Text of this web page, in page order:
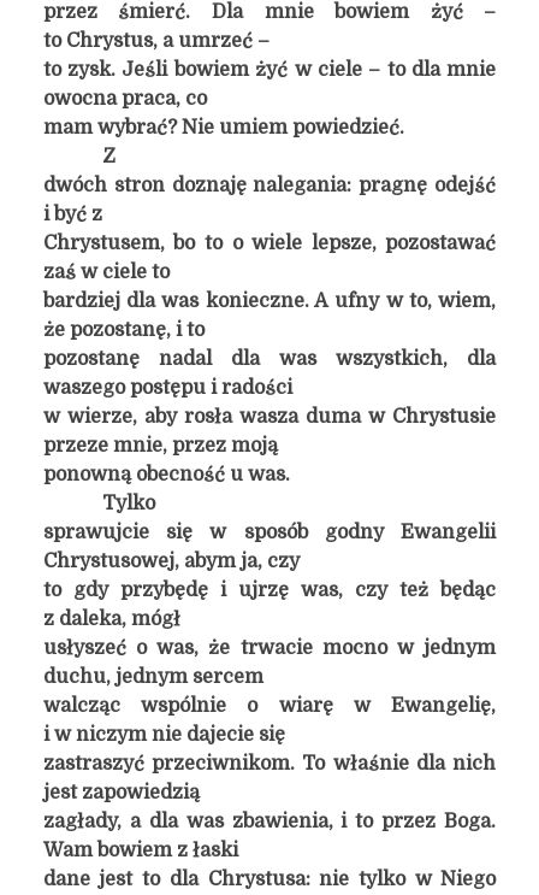
przez śmierć. Dla mnie bowiem żyć –
to Chrystus, a umrzeć –
to zysk. Jeśli bowiem żyć w ciele – to dla mnie
owocna praca, co
mam wybrać? Nie umiem powiedzieć.
Z
dwóch stron doznaję nalegania: pragnę odejść
i być z
Chrystusem, bo to o wiele lepsze, pozostawać
zaś w ciele to
bardziej dla was konieczne. A ufny w to, wiem,
że pozostanę, i to
pozostanę nadal dla was wszystkich, dla
waszego postępu i radości
w wierze, aby rosła wasza duma w Chrystusie
przeze mnie, przez moją
ponowną obecność u was.
Tylko
sprawujcie się w sposób godny Ewangelii
Chrystusowej, abym ja, czy
to gdy przybędę i ujrzę was, czy też będąc
z daleka, mógł
usłyszeć o was, że trwacie mocno w jednym
duchu, jednym sercem
walcząc wspólnie o wiarę w Ewangelię,
i w niczym nie dajecie się
zastraszyć przeciwnikom. To właśnie dla nich
jest zapowiedzią
zagłady, a dla was zbawienia, i to przez Boga.
Wam bowiem z łaski
dane jest to dla Chrystusa: nie tylko w Niego